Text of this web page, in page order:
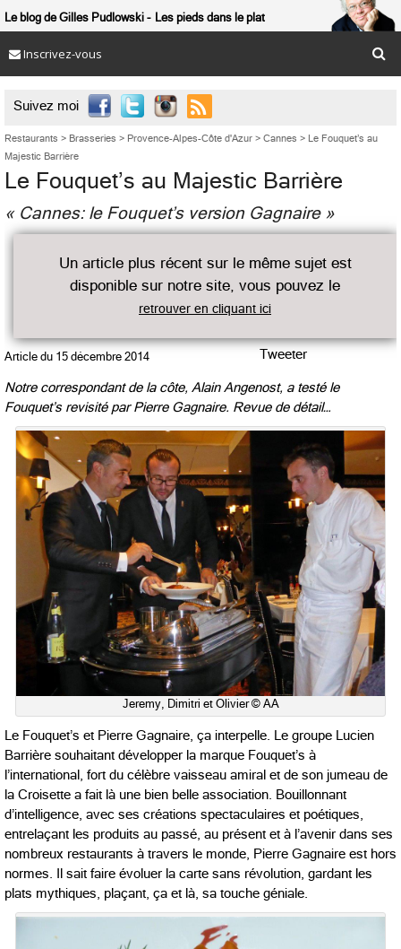
Le blog de Gilles Pudlowski Les pieds dans le plat
Inscrivez-vous
Suivez moi 
Restaurants > Brasseries > Provence-Alpes-Côte d'Azur > Cannes > Le Fouquet’s au
Majestic Barrière
Le Fouquet’s au Majestic Barrière
« Cannes: le Fouquet’s version Gagnaire »
Un article plus récent sur le même sujet est
disponible sur notre site, vous pouvez le
retrouver en cliquant ici
Article du 15 décembre 2014 Tweeter
Notre correspondant de la côte, Alain Angenost, a testé le
Fouquet’s revisité par Pierre Gagnaire. Revue de détail…
Jeremy, Dimitri et Olivier © AA
Le Fouquet’s et Pierre Gagnaire, ça interpelle. Le groupe Lucien
Barrière souhaitant développer la marque Fouquet’s à
l’international, fort du célèbre vaisseau amiral et de son jumeau de
la Croisette a fait là une bien belle association. Bouillonnant
d’intelligence, avec ses créations spectaculaires et poétiques,
entrelaçant les produits au passé, au présent et à l’avenir dans ses
nombreux restaurants à travers le monde, Pierre Gagnaire est hors
normes. Il sait faire évoluer la carte sans révolution, gardant les
plats mythiques, plaçant, ça et là, sa touche géniale.